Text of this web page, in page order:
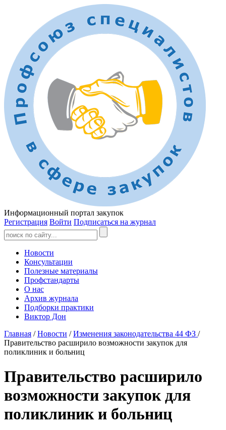
Информационный портал закупок
Регистрация Войти Подписаться на журнал
Новости
Консультации
Полезные материалы
Профстандарты
О нас
Архив журнала
Подборки практики
Виктор Дон
Главная /Новости /Изменения законодательства 44 ФЗ /
Правительство расширило возможности закупок для
поликлиник и больниц
Правительство расширило
возможности закупок для
поликлиник и больниц